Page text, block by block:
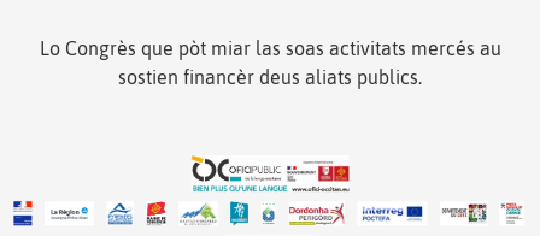
Lo Congrès que pòt miar las soas activitats mercés au
sostien financèr deus aliats publics.